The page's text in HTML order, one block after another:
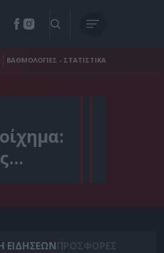
ΒΑΘΜΟΛΟΓΙΕΣ - ΣΤΑΤΙΣΤΙΚΑ
ΕΙΔΗΣΕΩΝΠΡΟΣΦΟΡΕΣ